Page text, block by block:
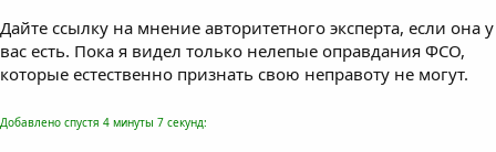
Дайте ссылку на мнение авторитетного эксперта, если она у
вас есть. Пока я видел только нелепые оправдания ФСО,
которые естественно признать свою неправоту не могут.
Добавлено спустя 4 минуты 7 секунд: